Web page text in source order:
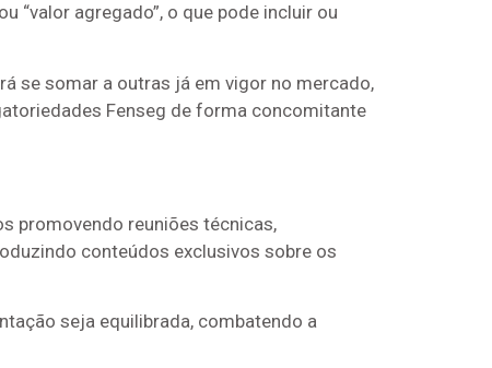
“valor agregado”, o que pode incluir ou
se somar a outras já em vigor no mercado,
Fenseg de forma concomitante
promovendo reuniões técnicas,
conteúdos exclusivos sobre os
seja equilibrada, combatendo a